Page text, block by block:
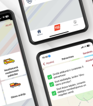
Lejupielādēt:
Pārskats par
Lejupielādēt:
Pārskats par
Lejupielādēt:
Pārskats par